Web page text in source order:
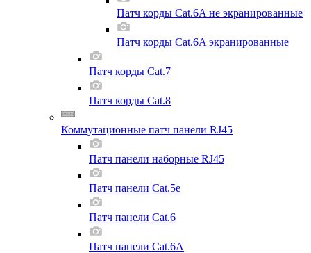
Патч корды Cat.6A не экранированные
Патч корды Cat.6A экранированные
Патч корды Cat.7
Патч корды Cat.8
Коммутационные патч панели RJ45
Патч панели наборные RJ45
Патч панели Cat.5e
Патч панели Cat.6
Патч панели Cat.6A